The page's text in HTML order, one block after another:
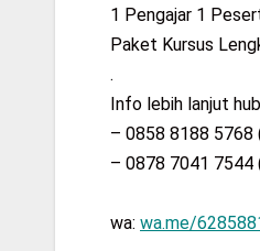
1 Pengajar 1
Paket Kursus
.
Info lebih lanjut
– 0858 8188 5768
– 0878 7041 7544
wa: wa.me/